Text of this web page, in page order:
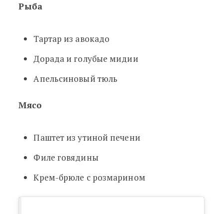
Рыба
Тартар из авокадо
Дорада и голубые мидии
Апельсиновый тюль
Мясо
Паштет из утиной печени
Филе говядины
Крем-брюле с розмарином